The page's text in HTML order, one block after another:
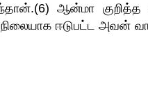
ஆன்மா
நிலையாக ஈடுபட்ட அவன்